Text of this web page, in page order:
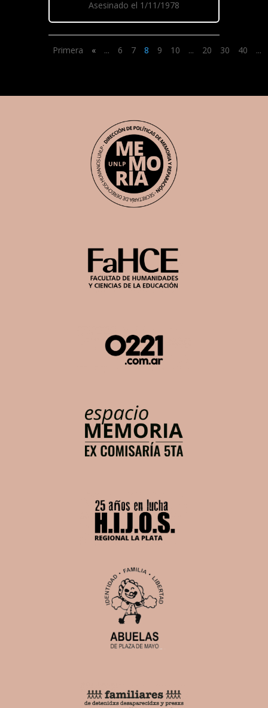
Asesinado el 1/11/1978
Primera « ... 6 7 8 9 10 ... 20 30 40 ...